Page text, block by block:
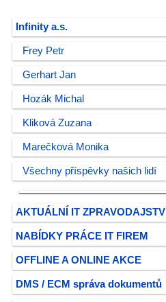
Infinity a.s.
Frey Petr
Gerhart Jan
Hozák Michal
Kliková Zuzana
Marečková Monika
Všechny příspěvky našich lidí
AKTUÁLNÍ IT ZPRAVODAJSTVÍ
NABÍDKY PRÁCE IT FIREM
OFFLINE A ONLINE AKCE
DMS / ECM správa dokumentů